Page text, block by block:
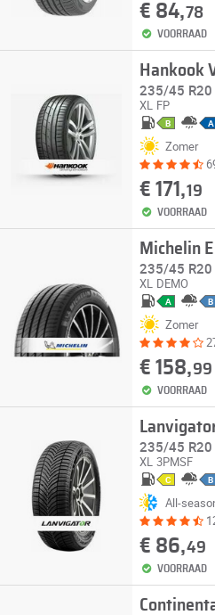
€ 84,78
VOORRAAD
Hankook
235/45
XL FP
B A
Zomer
€ 171,19
VOORRAAD
Michelin
235/45
XL DEMO
A B
Zomer
€ 158,99
VOORRAAD
235/45 R20
XL 3PMSF
C B
All-
€ 86,49
VOORRAAD